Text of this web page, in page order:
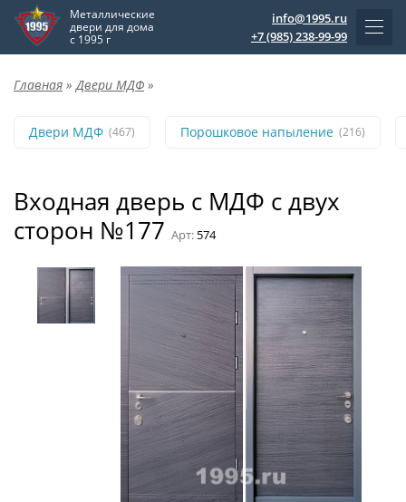
Металлические
двери для дома
с 1995 г
info@1995.ru
+7 (985) 238-99-99
Главная » Двери МДФ »
Двери МДФ (467) Порошковое напыление (216)
Входная дверь с МДФ с двух
сторон №177 Арт: 574